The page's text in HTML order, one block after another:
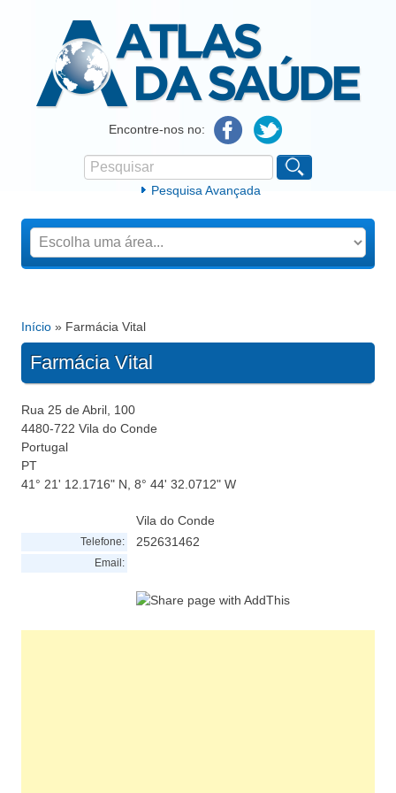
Atlas da SaúdeEncontre-nos no:
Formulário de procura
Pesquisar
Pesquisa Avançada
Está aqui
Início » Farmácia Vital
Farmácia Vital
Rua 25 de Abril, 100
4480-722 Vila do Conde
Portugal
PT
41° 21' 12.1716" N, 8° 44' 32.0712" W
Vila do Conde
Telefone: 252631462
Email: